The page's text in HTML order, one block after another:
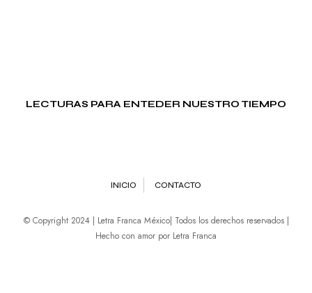
LECTURAS PARA ENTEDER NUESTRO TIEMPO
INICIO CONTACTO
© Copyright 2024 | Letra Franca México| Todos los derechos reservados |
Hecho con amor por Letra Franca